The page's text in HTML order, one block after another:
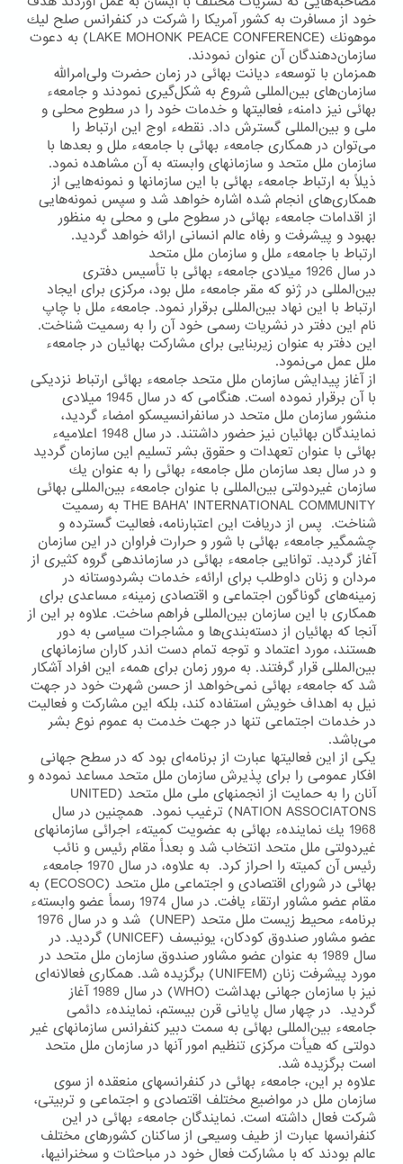
خود از مسافرت به كشور آمریكا را شركت در كنفرانس صلح لیك
موهونك (LAKE MOHONK PEACE CONFERENCE) به دعوت
سازمان‌دهندگان آن عنوان نمودند.
همزمان با توسعهء دیانت بهائی در زمان حضرت ولی‌امرالله
سازمان‌های بین‌المللی شروع به شكل‌گیری نمودند و جامعهء
بهائی نیز دامنهء فعالیتها و خدمات خود را در سطوح محلی و
ملی و بین‌المللی گسترش داد. نقطهء اوج این ارتباط را
می‌توان در همكاری جامعهء بهائی با جامعهء ملل و بعدها با
سازمان ملل متحد و سازمانهای وابسته به آن مشاهده نمود.
ذیلاً به ارتباط جامعهء بهائی با این سازمانها و نمونه‌هایی از
همكاری‌های انجام شده اشاره خواهد شد و سپس نمونه‌هایی
از اقدامات جامعهء بهائی در سطوح ملی و محلی به منظور
بهبود و پیشرفت و رفاه عالم انسانی ارائه خواهد گردید.
ارتباط با جامعهء ملل و سازمان ملل متحد
در سال 1926 میلادی جامعهء بهائی با تأسیس دفتری
بین‌المللی در ژنو كه مقر جامعهء ملل بود، مركزی برای ایجاد
ارتباط با این نهاد بین‌المللی برقرار نمود. جامعهء ملل با چاپ
نام این دفتر در نشریات رسمی خود آن را به رسمیت شناخت.
این دفتر به عنوان زیربنایی برای مشاركت بهائیان در جامعهء
ملل عمل می‌نمود.
از آغاز پیدایش سازمان ملل متحد جامعهء بهائی ارتباط نزدیكی
با آن برقرار نموده است. هنگامی كه در سال 1945 میلادی
منشور سازمان ملل متحد در سانفرانسیسكو امضاء گردید،
نمایندگان بهائیان نیز حضور داشتند. در سال 1948 اعلامیهء
بهائی با عنوان تعهدات و حقوق بشر تسلیم این سازمان گردید
و در سال بعد سازمان ملل جامعهء بهائی را به عنوان یك
سازمان غیردولتی بین‌المللی با عنوان جامعهء بین‌المللی بهائی
THE BAHA' INTERNATIONAL COMMUNITY به رسمیت
شناخت. پس از دریافت این اعتبارنامه، فعالیت گسترده و
چشمگیر جامعهء بهائی با شور و حرارت فراوان در این سازمان
آغاز گردید. توانایی جامعهء بهائی در سازماندهی گروه كثیری از
مردان و زنان داوطلب برای ارائهء خدمات بشردوستانه در
زمینه‌های گوناگون اجتماعی و اقتصادی زمینهء مساعدی برای
همكاری با این سازمان بین‌المللی فراهم ساخت. علاوه بر این از
آنجا كه بهائیان از دسته‌بندی‌ها و مشاجرات سیاسی به دور
هستند، مورد اعتماد و توجه تمام دست ‌اندر كاران سازمانهای
بین‌المللی قرار گرفتند. به مرور زمان برای همهء این افراد آشكار
شد كه جامعهء بهائی نمی‌خواهد از حسن شهرت خود در جهت
نیل به اهداف خویش استفاده كند، بلكه این مشاركت و فعالیت
در خدمات اجتماعی تنها در جهت خدمت به عموم نوع بشر
می‌باشد.
یكی از این فعالیتها عبارت از برنامه‌ای بود كه در سطح جهانی
افكار عمومی را برای پذیرش سازمان ملل متحد مساعد نموده و
آنان را به حمایت از انجمنهای ملی ملل متحد (UNITED
NATION ASSOCIATONS) ترغیب نمود. همچنین در سال
1968 یك نمایندهء بهائی به عضویت كمیتهء اجرائی سازمانهای
غیردولتی ملل متحد انتخاب شد و بعداً مقام رئیس و نائب
رئیس آن كمیته را احراز كرد. به علاوه، در سال 1970 جامعهء
بهائی در شورای اقتصادی و اجتماعی ملل متحد (ECOSOC) به
مقام عضو مشاور ارتقاء یافت. در سال 1974 رسماً عضو وابستهء
برنامهء محیط زیست ملل متحد (UNEP) شد و در سال 1976
عضو مشاور صندوق كودكان، یونیسف (UNICEF) گردید. در
سال 1989 به عنوان عضو مشاور صندوق سازمان ملل متحد در
مورد پیشرفت زنان (UNIFEM) برگزیده شد. همكاری فعالانه‌ای
نیز با سازمان جهانی بهداشت (WHO) در سال 1989 آغاز
گردید. در چهار سال پایانی قرن بیستم، نمایندهء دائمی
جامعهء بین‌المللی بهائی به سمت دبیر كنفرانس سازمانهای غیر
دولتی كه هیأت مركزی تنظیم امور آنها در سازمان ملل متحد
است برگزیده شد.
علاوه بر این، جامعهء بهائی در كنفرانسهای منعقده از سوی
سازمان ملل در مواضیع مختلف اقتصادی و اجتماعی و تربیتی،
شركت فعال داشته است. نمایندگان جامعهء بهائی در این
كنفرانسها عبارت از طیف وسیعی از ساكنان كشورهای مختلف
عالم بودند كه با مشاركت فعال خود در مباحثات و سخنرانیها،